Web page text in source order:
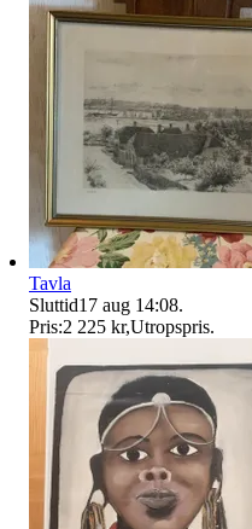
Tavla
Sluttid17 aug 14:08.
Pris:2 225 kr,Utropspris.